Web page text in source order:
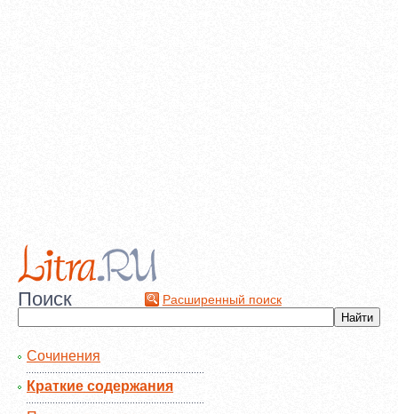
Поиск Расширенный поиск
Сочинения
Краткие содержания